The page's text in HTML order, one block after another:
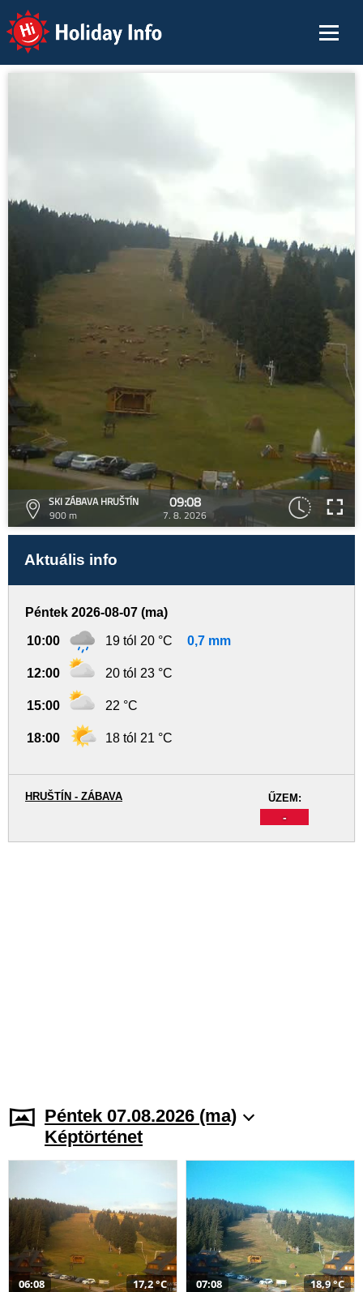
Holiday Info
SKI ZÁBAVA HRUŠTÍN
900 m
09:08
7. 8. 2026
Aktuális info
Péntek 2026-08-07 (ma)
10:00 19 tól 20 °C 0,7 mm
12:00 20 tól 23 °C
15:00 22 °C
18:00 18 tól 21 °C
ŰZEM:
-
HRUŠTÍN - ZÁBAVA
Péntek 07.08.2026 (ma)
Képtörténet
06:08 17,2 °C 07:08 18,9 °C